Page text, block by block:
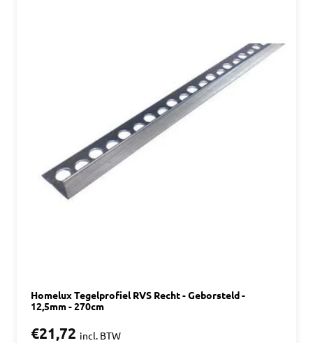
Homelux Tegelprofiel RVS Recht - Geborsteld -
12,5mm - 270cm
€21,72 incl. BTW